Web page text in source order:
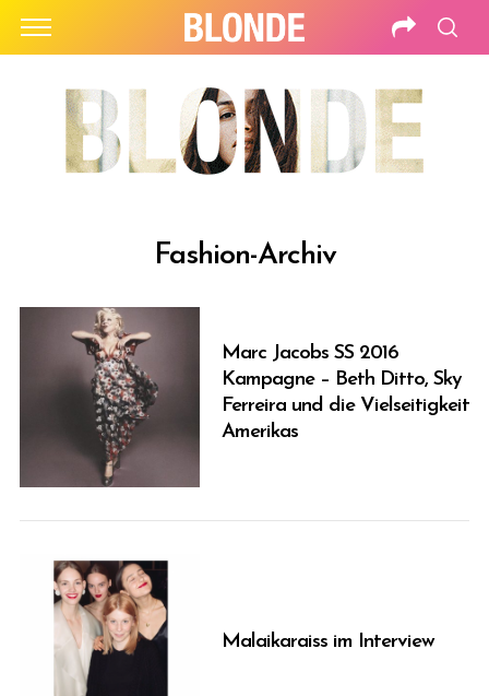
Fashion-Archiv
Marc Jacobs SS 2016
Kampagne – Beth Ditto, Sky
Ferreira und die Vielseitigkeit
Amerikas
Malaikaraiss im Interview